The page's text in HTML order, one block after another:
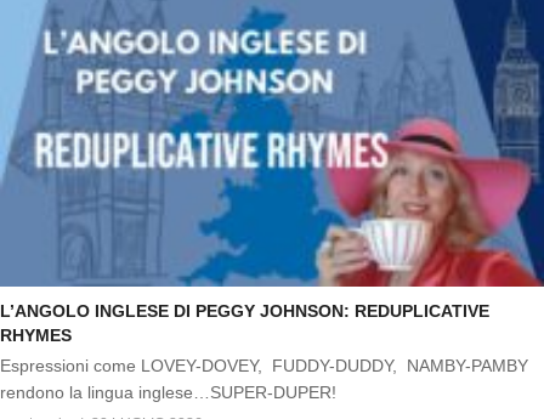
L’ANGOLO INGLESE DI PEGGY JOHNSON: REDUPLICATIVE
RHYMES
Espressioni come LOVEY-DOVEY, FUDDY-DUDDY, NAMBY-PAMBY
rendono la lingua inglese…SUPER-DUPER!